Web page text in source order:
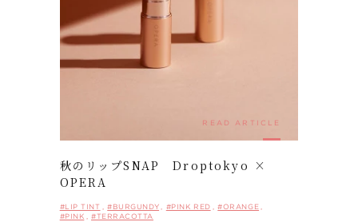
READ ARTICLE
秋のリップSNAP Droptokyo ×
OPERA
#LIP TINT #BURGUNDY #PINK RED
#ORANGE
#PINK
#TERRACOTTA